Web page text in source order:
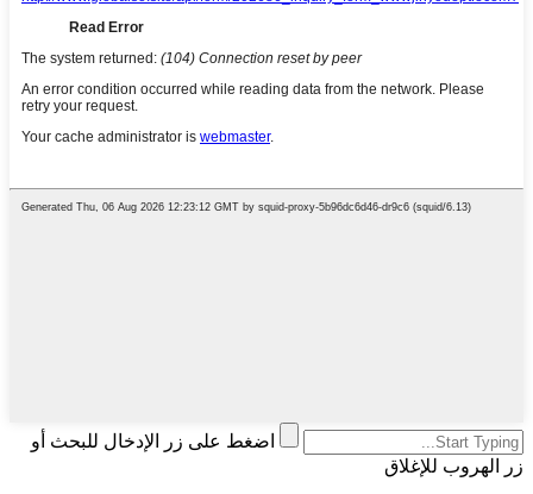
اضغط على زر الإدخال للبحث أو
زر الهروب للإغلاق